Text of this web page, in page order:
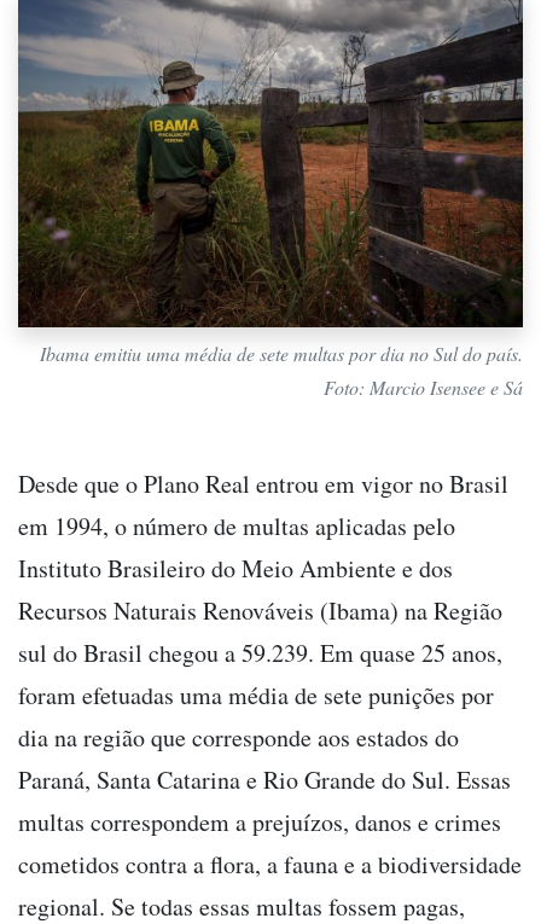
Ibama emitiu uma média de sete multas por dia no Sul do país.
Foto: Marcio Isensee e Sá
Desde que o Plano Real entrou em vigor no Brasil
em 1994, o número de multas aplicadas pelo
Instituto Brasileiro do Meio Ambiente e dos
Recursos Naturais Renováveis (Ibama) na Região
sul do Brasil chegou a 59.239. Em quase 25 anos,
foram efetuadas uma média de sete punições por
dia na região que corresponde aos estados do
Paraná, Santa Catarina e Rio Grande do Sul. Essas
multas correspondem a prejuízos, danos e crimes
cometidos contra a flora, a fauna e a biodiversidade
regional. Se todas essas multas fossem pagas,